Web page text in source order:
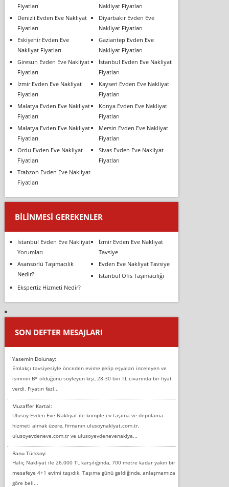
Fiyatları
Nakliyat Fiyatları
Denizli Evden Eve Nakliyat
Fiyatları
Diyarbakır Evden Eve
Nakliyat Fiyatları
Eskişehir Evden Eve
Nakliyat Fiyatları
Gaziantep Evden Eve
Nakliyat Fiyatları
Giresun Evden Eve Nakliyat
Fiyatları
İstanbul Evden Eve Nakliyat
Fiyatları
İzmir Evden Eve Nakliyat
Fiyatları
Kayseri Evden Eve Nakliyat
Fiyatları
Malatya Evden Eve Nakliyat
Fiyatları
Konya Evden Eve Nakliyat
Fiyatları
Malatya Evden Eve Nakliyat
Fiyatları
Mersin Evden Eve Nakliyat
Fiyatları
Ordu Evden Eve Nakliyat
Fiyatları
Sivas Evden Eve Nakliyat
Fiyatları
Trabzon Evden Eve Nakliyat
Fiyatları
BILINMESI GEREKENLER
İstanbul Evden Eve Nakliyat
Yorumları
İzmir Evden Eve Nakliyat
Tavsiye
Asansörlü Taşımacılık
Nedir?
Evden Eve Nakliyat Tavsiye
İstanbul Ofis Taşımacılığı
Ekspertiz Hizmeti Nedir?
SON DEFTER MESAJLARI
Yasemin Dolunay:
Emlakçı tavsiyesiyle önceden evime gelip eşyaları inceleyen ve
isminin B* olduğunu söyleyen kişi, 28-30 bin TL civarında bir fiyat
verdi. Fiyatın fazl...
Muzaffer Kartal:
Ulusoy Evden Eve Nakliyat ile komple ev taşıma ve depolama
hizmeti almak üzere, firmanın ulusoynaklyat.com.tr,
ulusoyevdeneve.com.tr ve ulusoyevdenevenaklya...
Banu Türksoy:
Haliç Nakliyat ile 26.000 TL karşılığında, 700 metre kadar yakın bir
mesafeye 4+1 evimi taşıdık. Taşıma günü geldiğinde, anlaşmamıza
göre beli...